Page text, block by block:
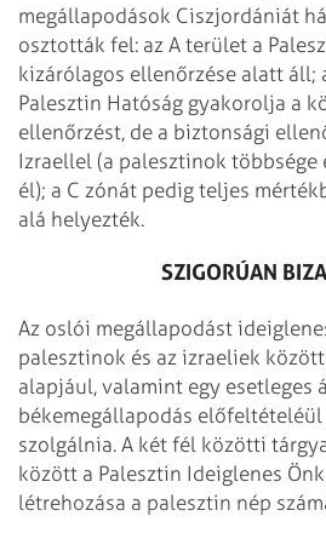
megállapodások Ciszjordániát
osztották fel: az A terület a
kizárólagos ellenőrzése alatt áll;
Palesztin Hatóság gyakorolja a
ellenőrzést, de a biztonsági
Izraellel (a palesztinok többsége
él); a C zónát pedig teljes
alá helyezték.
SZIGORÚAN
Az oslói megállapodást
palesztinok és az izraeliek
alapjául, valamint egy esetleges
békemegállapodás
szolgálnia. A két fél közötti
között a Palesztin Ideiglenes
létrehozása a palesztin nép